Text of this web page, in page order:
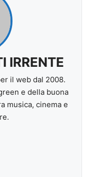
IRRENTE
il web dal 2008.
e della buona
musica, cinema e